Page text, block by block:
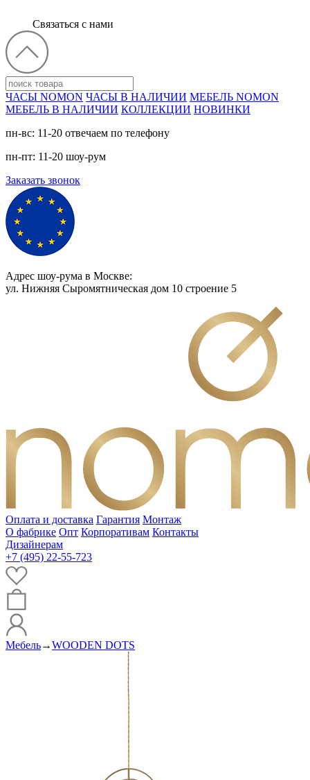
Связаться с нами
ЧАСЫ NOMON ЧАСЫ В НАЛИЧИИ МЕБЕЛЬ NOMON
МЕБЕЛЬ В НАЛИЧИИ КОЛЛЕКЦИИ НОВИНКИ
пн-вс: 11-20 отвечаем по телефону
пн-пт: 11-20 шоу-рум
Заказать звонок
Адрес шоу-рума в Москве:
ул. Нижняя Сыромятническая дом 10 cтроение 5
Оплата и доставка Гарантия Монтаж
О фабрике Опт Корпоративам Контакты
Дизайнерам
+7 (495) 22-55-723
Мебель→WOODEN DOTS